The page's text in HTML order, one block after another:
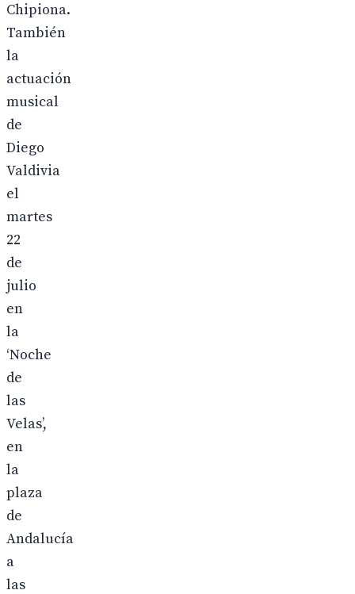
Chipiona.
También
la
actuación
musical
de
Diego
Valdivia
el
martes
22
de
julio
en
la
‘Noche
de
las
Velas’,
en
la
plaza
de
Andalucía
a
las